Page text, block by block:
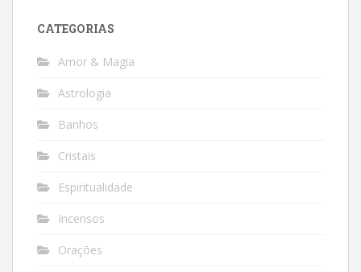
CATEGORIAS
Amor & Magia
Astrologia
Banhos
Cristais
Espiritualidade
Incensos
Orações